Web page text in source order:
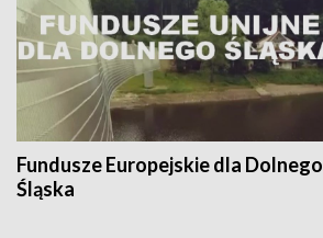
Fundusze Europejskie dla Dolnego
Śląska